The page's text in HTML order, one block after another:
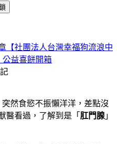
【社團法人台灣幸福狗流浪中
公益喜餅開箱
突然食慾不振懶洋洋，差點沒
醫看過，了解到是「 肛門腺 」